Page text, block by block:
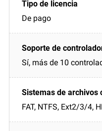
De pago
Sí, más de 10
FAT, NTFS, Ext2/3/4,